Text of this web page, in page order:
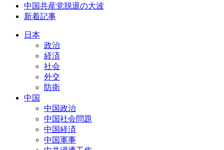
中国共産党脱退の大波
新着記事
日本
政治
経済
社会
外交
防衛
中国
中国政治
中国社会問題
中国経済
中国軍事